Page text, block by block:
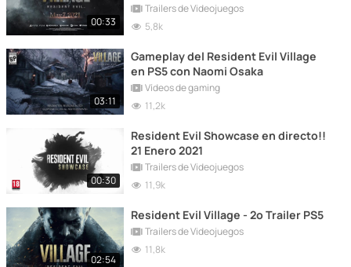
00:33
Trailers de Videojuegos
5,8k
03:11
Gameplay del Resident Evil Village
en PS5 con Naomi Osaka
Vídeos de gaming
11,2k
00:30
Resident Evil Showcase en directo!!
21 Enero 2021
Trailers de Videojuegos
11,9k
02:54
Resident Evil Village - 2º Trailer PS5
Trailers de Videojuegos
11,8k